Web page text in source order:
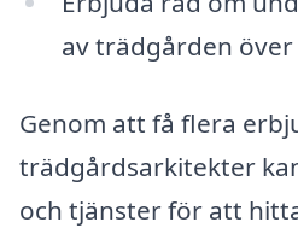
av trädgården
Genom att få flera
trädgårdsarkitekter
och tjänster för att